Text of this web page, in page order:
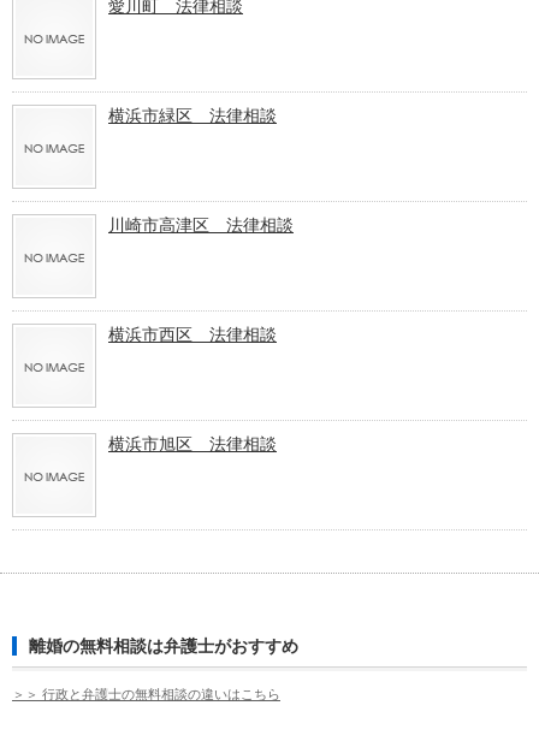
愛川町 法律相談
横浜市緑区 法律相談
川崎市高津区 法律相談
横浜市西区 法律相談
横浜市旭区 法律相談
離婚の無料相談は弁護士がおすすめ
＞＞ 行政と弁護士の無料相談の違いはこちら